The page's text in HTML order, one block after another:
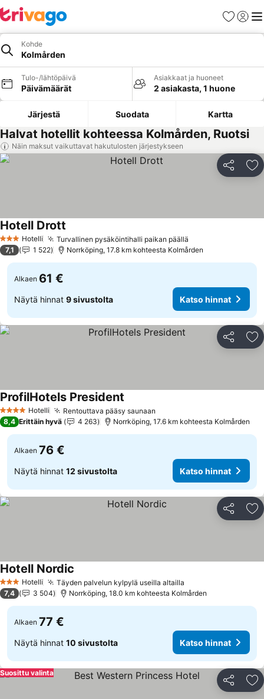
Suosikit
Kohde
Kolmården
Tulo-/lähtöpäivä
Päivämäärät
Asiakkaat ja huoneet
2 asiakasta, 1 huone
Järjestä Suodata Kartta
Halvat hotellit kohteessa Kolmården, Ruotsi
Näin maksut vaikuttavat hakutulosten järjestykseen
Jaa
3 Tähtiluokitus
Hotelli Turvallinen pysäköintihalli paikan päällä
Hotell Drott
7,1 1 522 Norrköping, 17.8 km kohteesta Kolmården
Alkaen 61 €
Näytä hinnat 9 sivustolta Katso hinnat
Jaa
4 Tähtiluokitus
Hotelli Rentouttava pääsy saunaan
ProfilHotels President
8,4 Erittäin hyvä 4 263 Norrköping, 17.6 km kohteesta Kolmården
Alkaen 76 €
Näytä hinnat 12 sivustolta Katso hinnat
Jaa
3 Tähtiluokitus
Hotelli Täyden palvelun kylpylä useilla altailla
Hotell Nordic
7,4 3 504 Norrköping, 18.0 km kohteesta Kolmården
Alkaen 77 €
Näytä hinnat 10 sivustolta Katso hinnat
Jaa
Suosittu valinta